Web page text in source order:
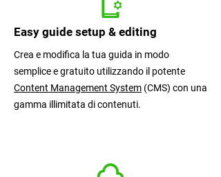
Easy guide setup & editing
Crea e modifica la tua guida in modo
semplice e gratuito utilizzando il potente
Content Management System (CMS) con una
gamma illimitata di contenuti.